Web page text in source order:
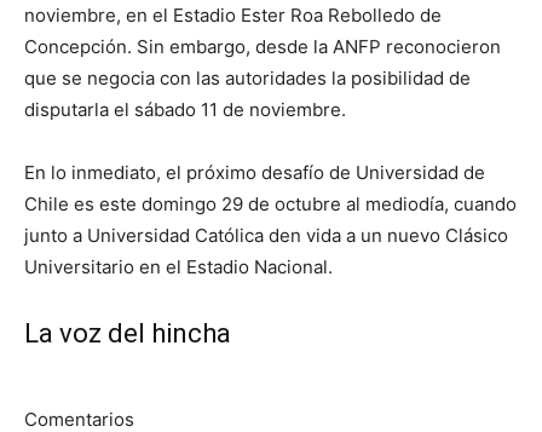
noviembre, en el Estadio Ester Roa Rebolledo de
Concepción. Sin embargo, desde la ANFP reconocieron
que se negocia con las autoridades la posibilidad de
disputarla el sábado 11 de noviembre.
En lo inmediato, el próximo desafío de Universidad de
Chile es este domingo 29 de octubre al mediodía, cuando
junto a Universidad Católica den vida a un nuevo Clásico
Universitario en el Estadio Nacional.
La voz del hincha
Comentarios